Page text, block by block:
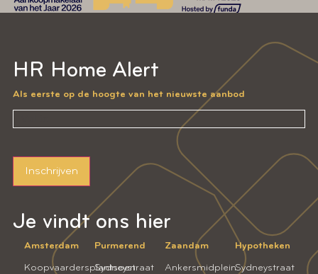
Je vindt ons hier
Amsterdam
Koopvaardersplantsoen
Purmerend
Sydneystraat
Zaandam
Ankersmidplein
Hypotheken
Sydneystraat
HR Home Alert
Als eerste op de hoogte van het nieuwste aanbod
Inschrijven